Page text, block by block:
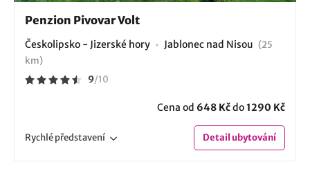
Penzion Pivovar Volt
Českolipsko - Jizerské hory Jablonec nad Nisou (25
km)
9/10
Cena od 648 Kčdo1290 Kč
Rychlépředstavení Detailubytování